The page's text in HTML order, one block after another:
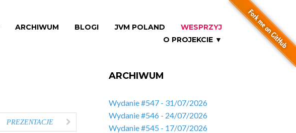
ARCHIWUM BLOGI JVM POLAND
WESPRZYJ
O PROJEKCIE ▼
PREZENTACJE
ARCHIWUM
Wydanie #547 - 31/07/2026
Wydanie #546 - 24/07/2026
Wydanie #545 - 17/07/2026